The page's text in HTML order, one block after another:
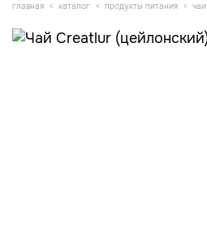
главная каталог продукты питания чаи